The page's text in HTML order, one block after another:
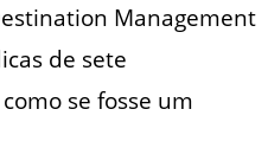
Management
de sete
se fosse um